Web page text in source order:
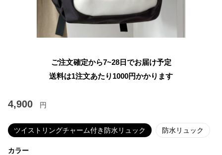
ご注文確定から7~28日でお届け予定
送料は1注文あたり 1000円かかります
4,900 円
ツイストリングチャーム付き防水リュック 防水リュック
カラー